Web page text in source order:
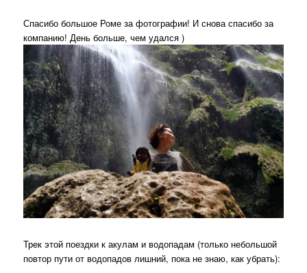
Спасибо большое Роме за фотографии! И снова спасибо за
компанию! День больше, чем удался )
Трек этой поездки к акулам и водопадам (только небольшой
повтор пути от водопадов лишний, пока не знаю, как убрать):